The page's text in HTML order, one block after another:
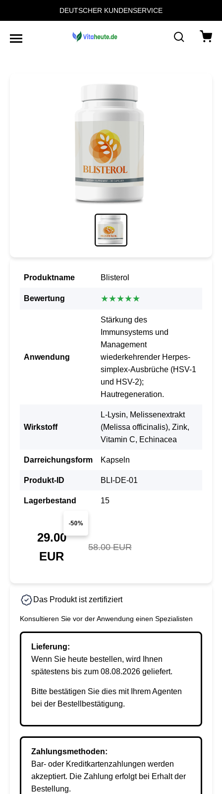
DEUTSCHER KUNDENSERVICE
Produktname Blisterol
Bewertung ★★★★★
Anwendung
Stärkung des
Immunsystems und
Management
wiederkehrender Herpes-
simplex-Ausbrüche (HSV-1
und HSV-2);
Hautregeneration.
Wirkstoff
L-Lysin, Melissenextrakt
(Melissa officinalis), Zink,
Vitamin C, Echinacea
Darreichungsform Kapseln
Produkt-ID BLI-DE-01
Lagerbestand 15
-50%
29.00
EUR
58.00 EUR
Das Produkt ist zertifiziert
Konsultieren Sie vor der Anwendung einen Spezialisten
Lieferung:
Wenn Sie heute bestellen, wird Ihnen
spätestens bis zum 08.08.2026 geliefert.
Bitte bestätigen Sie dies mit Ihrem Agenten
bei der Bestellbestätigung.
Zahlungsmethoden:
Bar- oder Kreditkartenzahlungen werden
akzeptiert. Die Zahlung erfolgt bei Erhalt der
Bestellung.